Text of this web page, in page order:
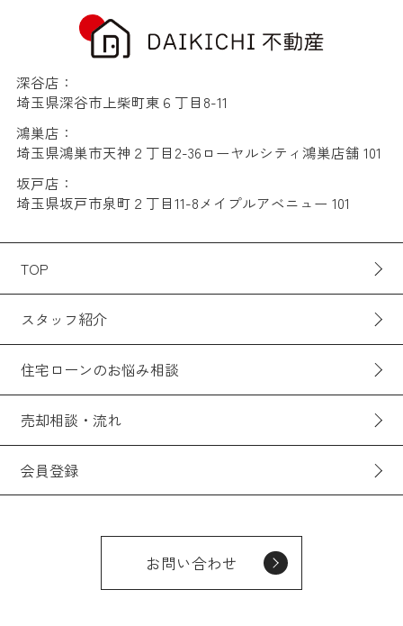
深谷店：
埼玉県深谷市上柴町東６丁目8-11
鴻巣店：
埼玉県鴻巣市天神２丁目2-36ローヤルシティ鴻巣店舗 101
坂戸店：
埼玉県坂戸市泉町２丁目11-8メイプルアベニュー 101
TOP
スタッフ紹介
住宅ローンのお悩み相談
売却相談・流れ
会員登録
お問い合わせ